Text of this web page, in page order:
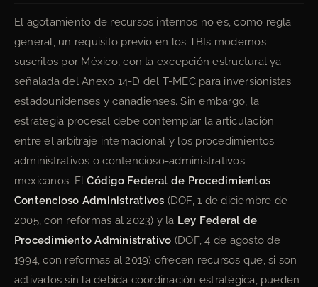
El agotamiento de recursos internos no es, como regla
general, un requisito previo en los TBIs modernos
suscritos por México, con la excepción estructural ya
señalada del Anexo 14-D del T-MEC para inversionistas
estadounidenses y canadienses. Sin embargo, la
estrategia procesal debe contemplar la articulación
entre el arbitraje internacional y los procedimientos
administrativos o contencioso-administrativos
mexicanos. ElCódigo Federal de Procedimientos
Contencioso Administrativos (DOF, 1 de diciembre de
2005, con reformas al 2023) y la Ley Federal de
Procedimiento Administrativo (DOF, 4 de agosto de
1994, con reformas al 2019) ofrecen recursos que, si son
activados sin la debida coordinación estratégica, pueden